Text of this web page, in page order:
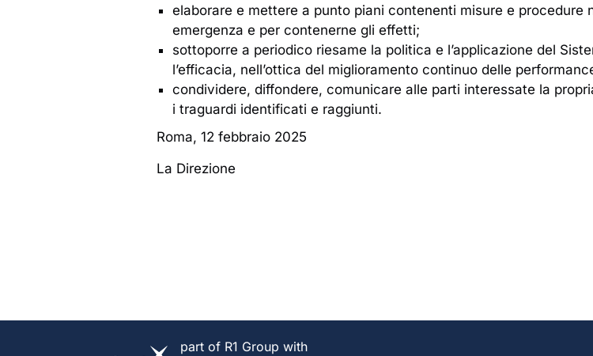
elaborare e mettere a punto piani contenenti misure e
emergenza e per contenerne gli effetti;
sottoporre a periodico riesame la politica e l’applicazione del
l’efficacia, nell’ottica del miglioramento continuo delle
condividere, diffondere, comunicare alle parti interessate la
i traguardi identificati e raggiunti.
Roma, 12 febbraio 2025
La Direzione
part of R1 Group with